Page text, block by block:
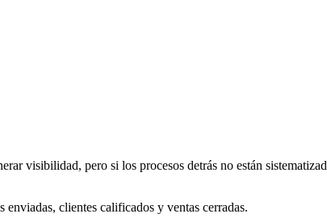
visibilidad, pero si los procesos detrás no están
clientes calificados y ventas cerradas.